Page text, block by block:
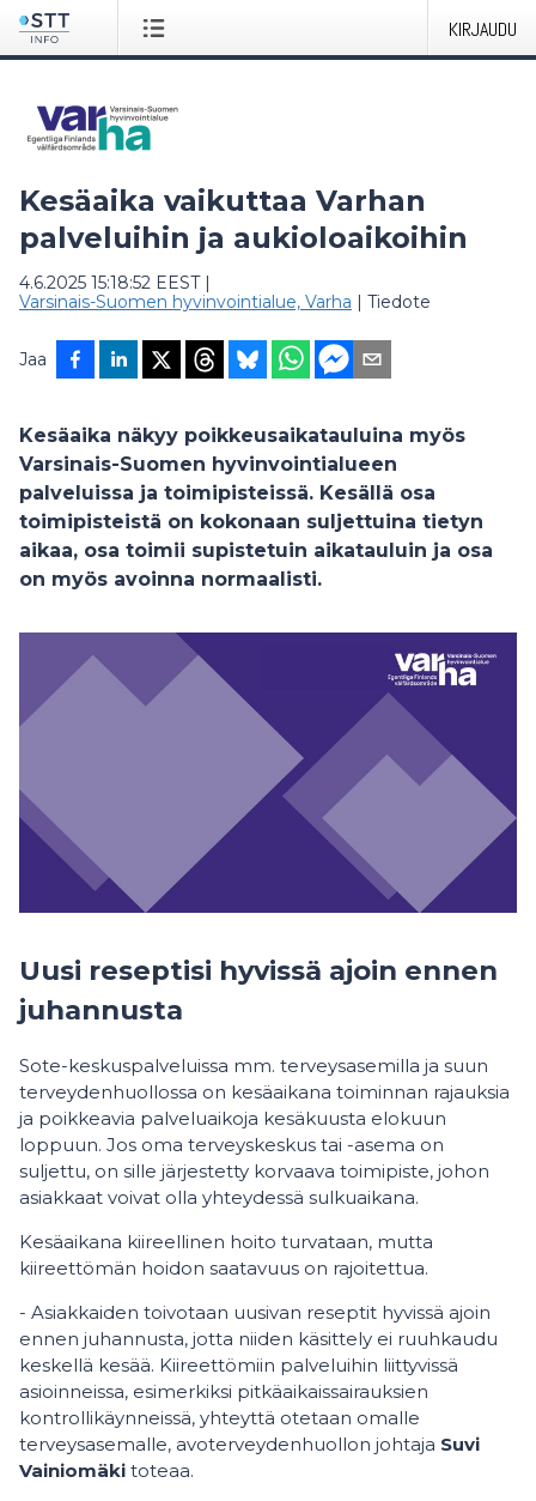
KIRJAUDU
Kesäaika vaikuttaa Varhan
palveluihin ja aukioloaikoihin
4.6.2025 15:18:52 EEST|
Varsinais-Suomen hyvinvointialue, Varha | Tiedote
Jaa
Kesäaika näkyy poikkeusaikatauluina myös
Varsinais-Suomen hyvinvointialueen
palveluissa ja toimipisteissä. Kesällä osa
toimipisteistä on kokonaan suljettuina tietyn
aikaa, osa toimii supistetuin aikatauluin ja osa
on myös avoinna normaalisti.
Uusi reseptisi hyvissä ajoin ennen
juhannusta
Sote-keskuspalveluissa mm. terveysasemilla ja suun
terveydenhuollossa on kesäaikana toiminnan rajauksia
ja poikkeavia palveluaikoja kesäkuusta elokuun
loppuun. Jos oma terveyskeskus tai -asema on
suljettu, on sille järjestetty korvaava toimipiste, johon
asiakkaat voivat olla yhteydessä sulkuaikana.
Kesäaikana kiireellinen hoito turvataan, mutta
kiireettömän hoidon saatavuus on rajoitettua.
- Asiakkaiden toivotaan uusivan reseptit hyvissä ajoin
ennen juhannusta, jotta niiden käsittely ei ruuhkaudu
keskellä kesää. Kiireettömiin palveluihin liittyvissä
asioinneissa, esimerkiksi pitkäaikaissairauksien
kontrollikäynneissä, yhteyttä otetaan omalle
terveysasemalle, avoterveydenhuollon johtaja Suvi
Vainiomäki toteaa.